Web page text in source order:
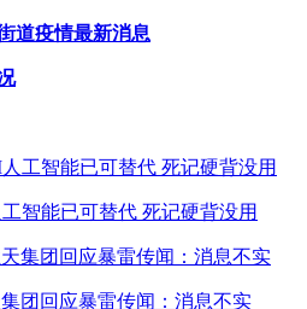
道疫情最新消息
智能已可替代 死记硬背没用
团回应暴雷传闻：消息不实